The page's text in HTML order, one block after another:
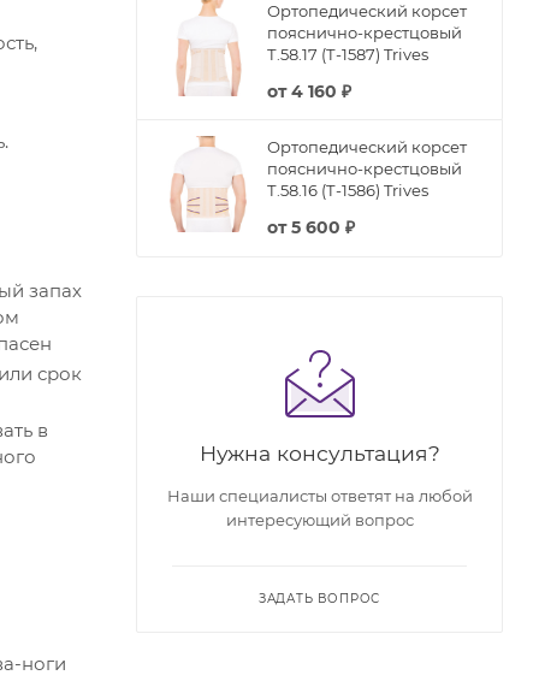
запах
срок
в
ноги
Ортопедический корсет
пояснично-крестцовый
Т.58.17 (Т-1587) Trives
от4 160 ₽
Ортопедический корсет
пояснично-крестцовый
Т.58.16 (Т-1586) Trives
от5 600 ₽
Нужна консультация?
Наши специалисты ответят на любой
интересующий вопрос
ЗАДАТЬ ВОПРОС